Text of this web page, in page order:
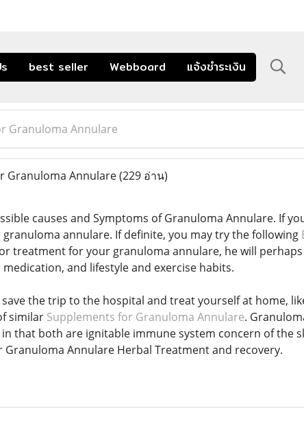
best seller Webboard แจ้งชำระเงิน
Granuloma Annulare
Granuloma Annulare(229 อ่าน)
causes and Symptoms of Granuloma Annulare. If
granuloma annulare. If definite, you may try the following
treatment for your granuloma annulare, he will
and lifestyle and exercise habits.
the trip to the hospital and treat yourself at home,
similar Supplements for Granuloma Annulare.
that both are ignitable immune system concern of the
Annulare Herbal Treatment and recovery.